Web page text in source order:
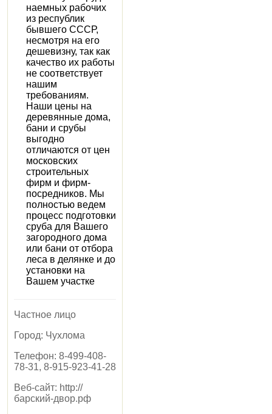
наемных рабочих
из республик
бывшего СССР,
несмотря на его
дешевизну, так как
качество их работы
не соответствует
нашим
требованиям.
Наши цены на
деревянные дома,
бани и срубы
выгодно
отличаются от цен
московских
строительных
фирм и фирм-
посредников. Мы
полностью ведем
процесс подготовки
сруба для Вашего
загородного дома
или бани от отбора
леса в делянке и до
установки на
Вашем участке
Частное лицо
Город: Чухлома
Телефон: 8-499-408-
78-31, 8-915-923-41-28
Веб-сайт: http://
барский-двор.рф